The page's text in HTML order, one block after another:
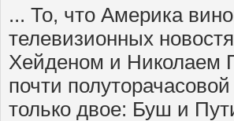
... То, что Америка
телевизионных
Хейденом и Николаем
почти
только двое: Буш и